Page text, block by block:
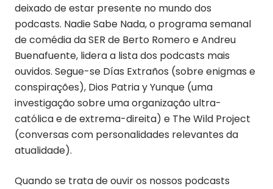
deixado de estar presente no mundo dos
podcasts. Nadie Sabe Nada, o programa semanal
de comédia da SER de Berto Romero e Andreu
Buenafuente, lidera a lista dos podcasts mais
ouvidos. Segue-se Días Extraños (sobre enigmas e
conspirações), Dios Patria y Yunque (uma
investigação sobre uma organização ultra-
católica e de extrema-direita) e The Wild Project
(conversas com personalidades relevantes da
atualidade).
Quando se trata de ouvir os nossos podcasts